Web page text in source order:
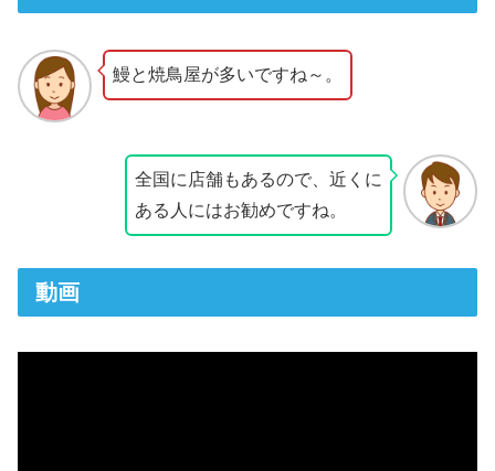
鰻と焼鳥屋が多いですね～。
全国に店舗もあるので、近くに
ある人にはお勧めですね。
動画